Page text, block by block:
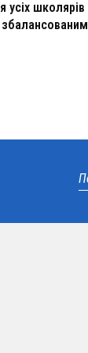
усіх школярів
збалансованим